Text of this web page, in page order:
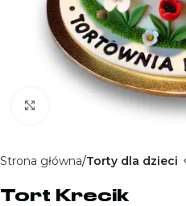
Kliknij aby powiększyć
Strona główna Torty dla dzieci
Tort Krecik